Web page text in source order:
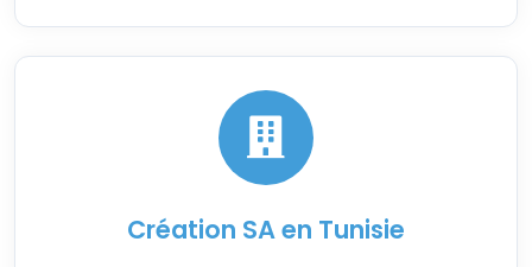
Création SA en Tunisie